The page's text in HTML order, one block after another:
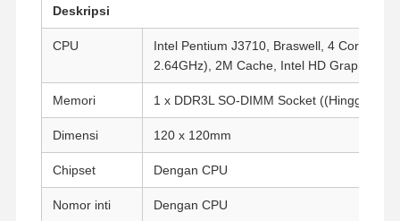
Deskripsi
CPU
Intel Pentium J3710, Braswell, 4 Core, 4
2.64GHz), 2M Cache, Intel HD Graphics
Memori 1 x DDR3L SO-DIMM Socket ((Hingga 8G,
Dimensi 120 x 120mm
Chipset Dengan CPU
Nomor inti Dengan CPU